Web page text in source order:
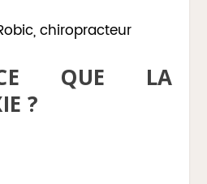
chiropracteur
CE QUE LA
?